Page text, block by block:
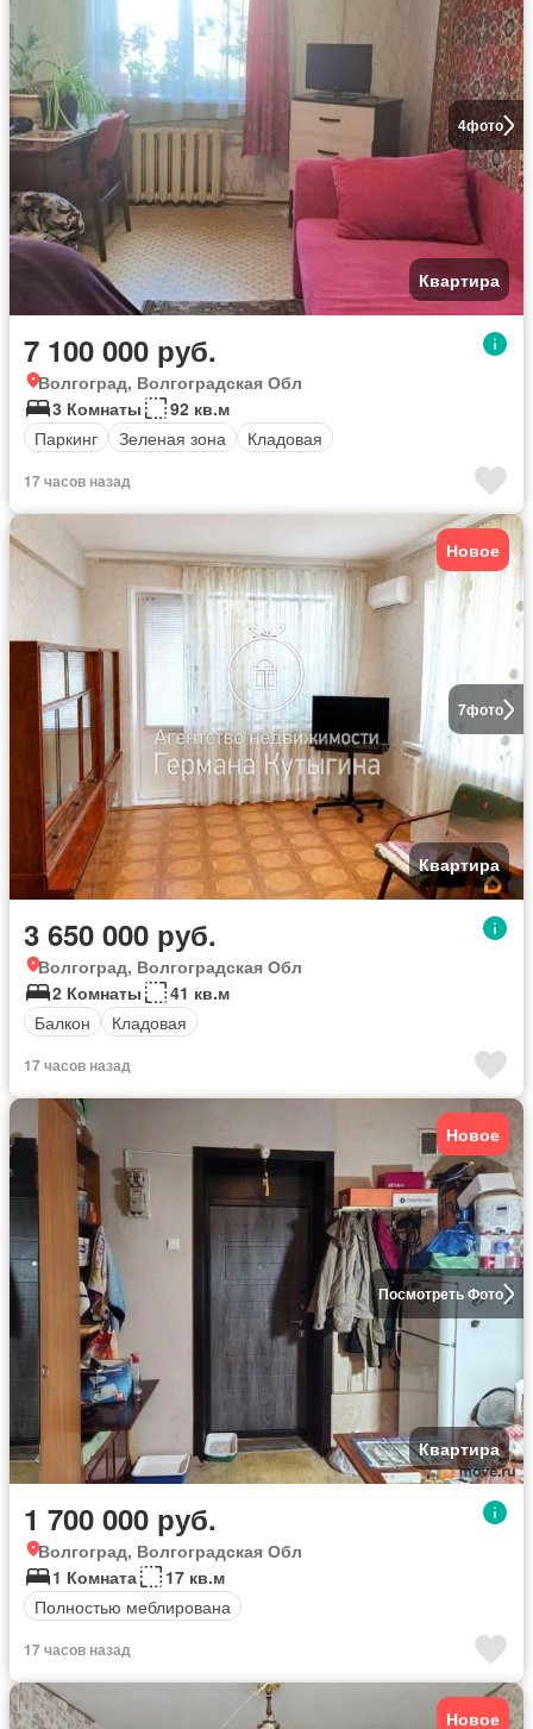
4фото
Квартира
7 100 000 руб.
Волгоград, Волгоградская Обл
3 Комнаты
92 кв.м
Паркинг
Зеленая зона Кладовая
17 часов назад
7фото
Новое
Квартира
3 650 000 руб.
Волгоград, Волгоградская Обл
2 Комнаты
41 кв.м
Балкон
Кладовая
17 часов назад
Посмотреть Фото
Новое
Квартира
1 700 000 руб.
Волгоград, Волгоградская Обл
1 Комната
17 кв.м
Полностью меблирована
17 часов назад
Новое